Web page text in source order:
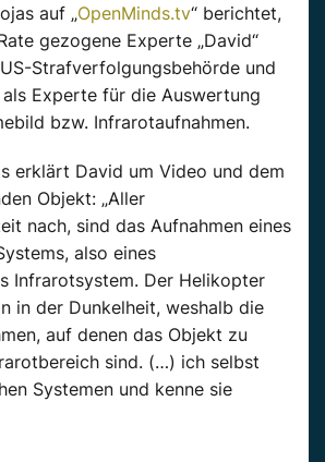
auf „OpenMinds.tv“ berichtet,
gezogene Experte „David“
Strafverfolgungsbehörde und
Experte für die Auswertung
bzw. Infrarotaufnahmen.
erklärt David um Video und dem
Objekt: „Aller
nach, sind das Aufnahmen eines
also eines
Infrarotsystem. Der Helikopter
in der Dunkelheit, weshalb die
auf denen das Objekt zu
sind. (…) ich selbst
Systemen und kenne sie